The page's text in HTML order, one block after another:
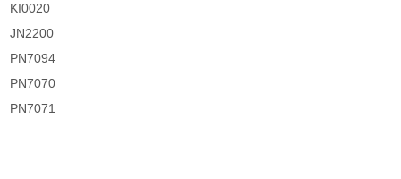
KI0020
JN2200
PN7094
PN7070
PN7071